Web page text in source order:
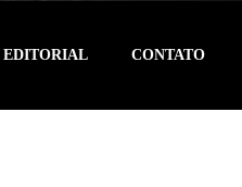
EDITORIAL CONTATO